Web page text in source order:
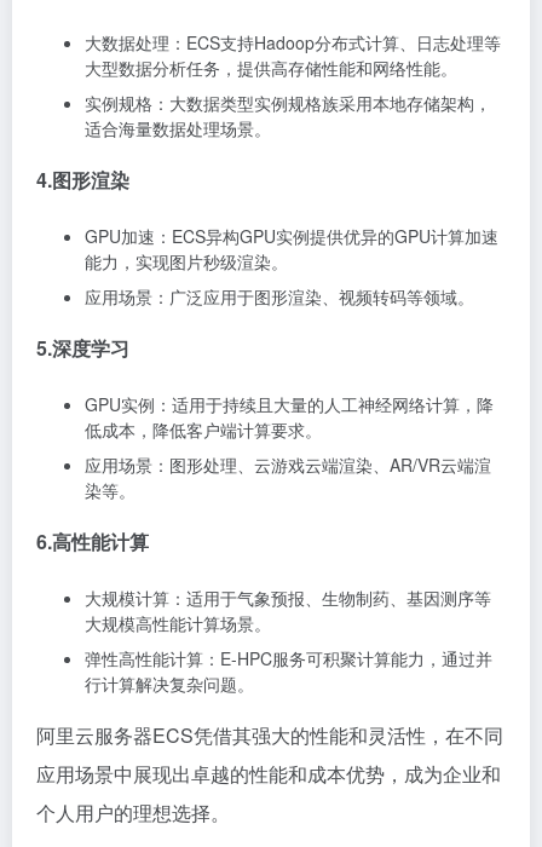
大数据处理：ECS支持Hadoop分布式计算、日志处理等
大型数据分析任务，提供高存储性能和网络性能。
实例规格：大数据类型实例规格族采用本地存储架构，
适合海量数据处理场景。
4.图形渲染
GPU加速：ECS异构GPU实例提供优异的GPU计算加速
能力，实现图片秒级渲染。
应用场景：广泛应用于图形渲染、视频转码等领域。
5.深度学习
GPU实例：适用于持续且大量的人工神经网络计算，降
低成本，降低客户端计算要求。
应用场景：图形处理、云游戏云端渲染、AR/VR云端渲
染等。
6.高性能计算
大规模计算：适用于气象预报、生物制药、基因测序等
大规模高性能计算场景。
弹性高性能计算：E-HPC服务可积聚计算能力，通过并
行计算解决复杂问题。
阿里云服务器ECS凭借其强大的性能和灵活性，在不同
应用场景中展现出卓越的性能和成本优势，成为企业和
个人用户的理想选择。